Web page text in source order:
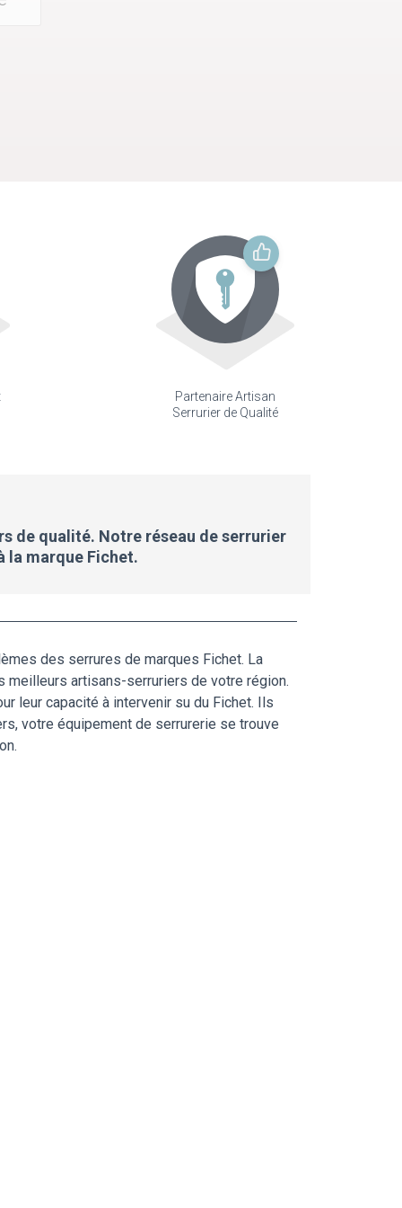
Partenaire Artisan
Serrurier de Qualité
de qualité. Notre réseau de serrurier
la marque Fichet.
des serrures de marques Fichet. La
meilleurs artisans-serruriers de votre région.
leur capacité à intervenir su du Fichet. Ils
votre équipement de serrurerie se trouve